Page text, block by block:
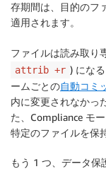
存期間は、目的のフ
適用されます。
ファイルは読み取り
attrib +r ) にな
ームごとの自動コミ
内に変更されなかっ
た、Compliance モ
特定のファイルを保
もう 1 つ、データ保